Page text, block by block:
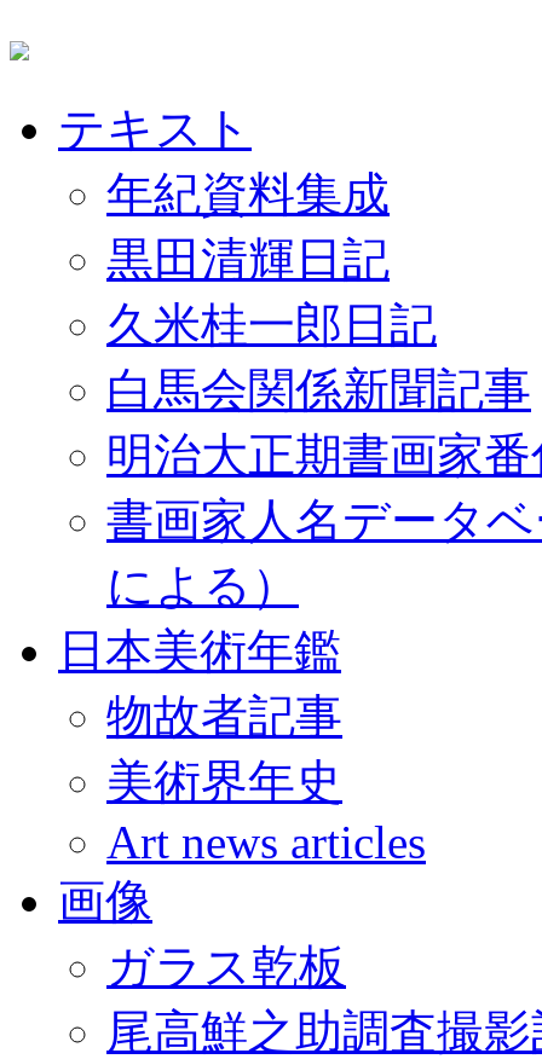
テキスト
年紀資料集成
黒田清輝日記
久米桂一郎日記
白馬会関係新聞記事
明治大正期書画家
書画家人名データ
による）
日本美術年鑑
物故者記事
美術界年史
Art news articles
画像
ガラス乾板
尾高鮮之助調査撮